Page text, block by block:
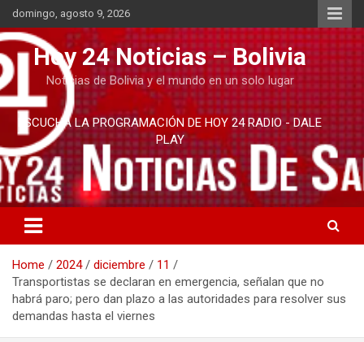
Skip
to
content
domingo, agosto 9, 2026
Hoy 24 Noticias – Bolivia
Noticias de Bolivia y el mundo en un solo lugar
ESCUCHA LA PROGRAMACIÓN DE HOY 24 RADIO - DALE
PLAY
Home 2024 diciembre
11
Transportistas se declaran en emergencia, señalan que no
habrá paro; pero dan plazo a las autoridades para resolver sus
demandas hasta el viernes